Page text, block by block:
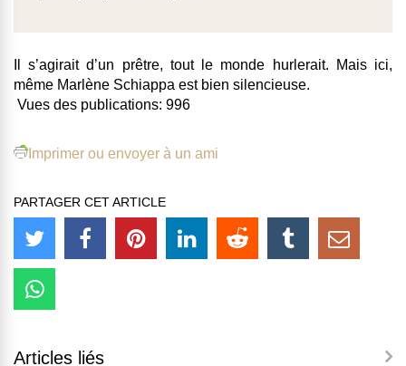
Il s’agirait d’un prêtre, tout le monde hurlerait. Mais ici,
même Marlène Schiappa est bien silencieuse.
Vues des publications: 996
Imprimer ou envoyer à un ami
PARTAGER CET ARTICLE
Articles liés